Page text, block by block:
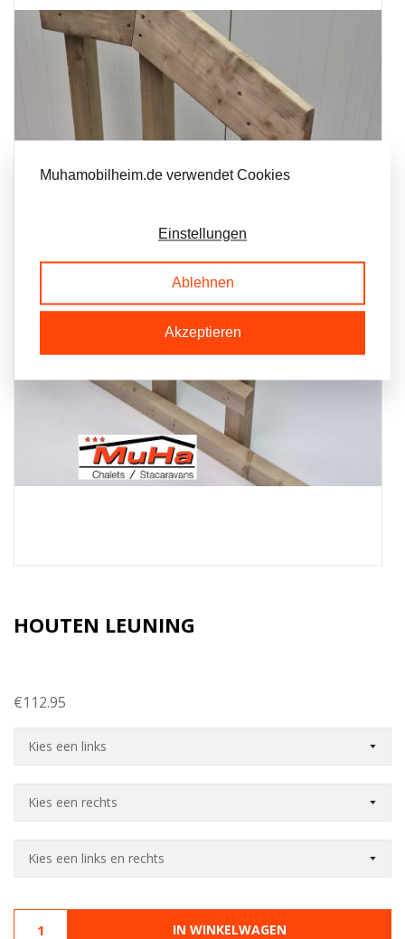
HOUTEN LEUNING
€112.95
IN WINKELWAGEN
Muhamobilheim.de verwendet Cookies
Einstellungen
Ablehnen
Akzeptieren